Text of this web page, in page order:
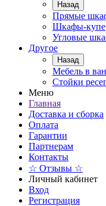
Назад
Прямые
Шкафы-купе
Угловые
Другое
Назад
Мебель в
Стойки
Меню
Главная
Доставка и сборка
Оплата
Гарантии
Партнерам
Контакты
☆ Отзывы ☆
Личный кабинет
Вход
Регистрация